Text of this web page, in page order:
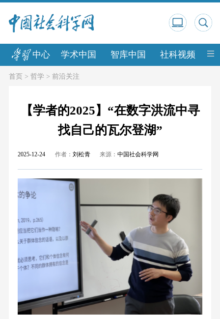
中心 学术中国 智库中国 社科视频 中
首页> 哲学 > 前沿关注
【学者的2025】“在数字洪流中寻
找自己的瓦尔登湖”
2025-12-24 作者： 刘松青 来源：中国社会科学网